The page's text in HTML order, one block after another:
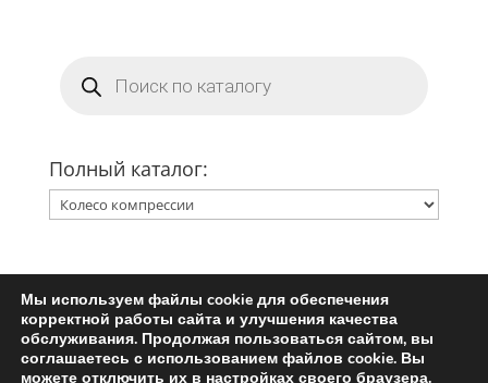
товаров
Полный каталог:
Главная
Ремкомплект турбины
Запчасти для турбин
Пользовательское соглашение
Мы используем файлы cookie для обеспечения
корректной работы сайта и улучшения качества
обслуживания. Продолжая пользоваться сайтом, вы
соглашаетесь с использованием файлов cookie. Вы
можете отключить их в настройках своего браузера.